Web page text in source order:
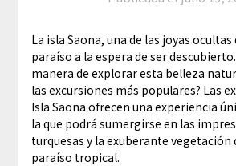
La isla Saona, una de las joyas ocultas
paraíso a la espera de ser
manera de explorar esta belleza
las excursiones más populares? Las
Isla Saona ofrecen una experiencia
la que podrá sumergirse en las
turquesas y la exuberante vegetación
paraíso tropical.